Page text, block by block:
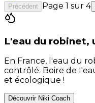
Précédent Page 1 sur 4
L'eau du robinet,
En France, l'eau du
contrôlé. Boire de
et écologique !
Découvrir Niki Coach